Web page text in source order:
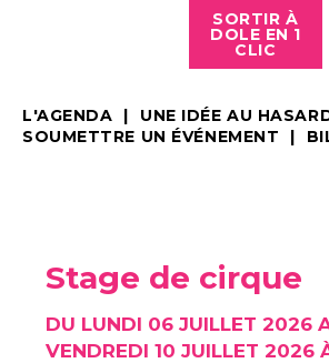
SORTIR À
DOLE EN 1
CLIC
L'AGENDA
UNE IDÉE AU
SOUMETTRE UN ÉVÉNEMENT
Stage de cirque
DU LUNDI 06 JUILLET 2026
VENDREDI 10 JUILLET 2026